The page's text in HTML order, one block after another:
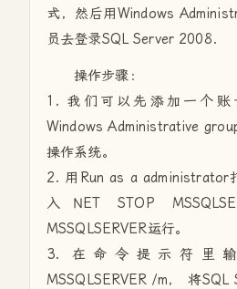
式，然后用Windows
员去登录SQL Server 2008.
操作步骤：
1. 我们可以先添加一个账
Windows Administrative
操作系统。
2. 用Run as a administrator
入NET STOP
MSSQLSERVER运行。
3. 在命令提示符里输
MSSQLSERVER /m， 将